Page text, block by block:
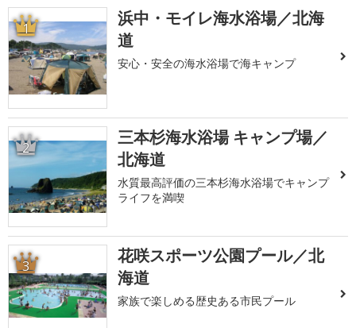
1
浜中・モイレ海水浴場／北海
道
安心・安全の海水浴場で海キャンプ
2
三本杉海水浴場 キャンプ場／
北海道
水質最高評価の三本杉海水浴場でキャンプ
ライフを満喫
3
花咲スポーツ公園プール／北
海道
家族で楽しめる歴史ある市民プール